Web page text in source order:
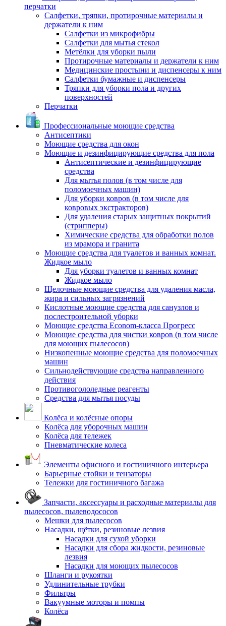
перчатки
Салфетки, тряпки, протирочные материалы и
держатели к ним
Салфетки из микрофибры
Салфетки для мытья стекол
Метёлки для уборки пыли
Протирочные материалы и держатели к ним
Медицинские простыни и диспенсеры к ним
Салфетки бумажные и диспенсеры
Тряпки для уборки пола и других
поверхностей
Перчатки
Профессиональные моющие средства
Антисептики
Моющие средства для окон
Моющие и дезинфицирующие средства для пола
Антисептические и дезинфицирующие
средства
Для мытья полов (в том числе для
поломоечных машин)
Для уборки ковров (в том числе для
ковровых экстракторов)
Для удаления старых защитных покрытий
(стрипперы)
Химические средства для обработки полов
из мрамора и гранита
Моющие средства для туалетов и ванных комнат.
Жидкое мыло
Для уборки туалетов и ванных комнат
Жидкое мыло
Щелочные моющие средства для удаления масла,
жира и сильных загрязнений
Кислотные моющие средства для санузлов и
послестроительной уборки
Моющие средства Econom-класса Прогресс
Моющие средства для чистки ковров (в том числе
для моющих пылесосов)
Низкопенные моющие средства для поломоечных
машин
Сильнодействующие средства направленного
действия
Противогололедные реагенты
Средства для мытья посуды
Колёса и колёсные опоры
Колёса для уборочных машин
Колёса для тележек
Пневматические колеса
Элементы офисного и гостиничного интерьера
Барьерные стойки и тензаторы
Тележки для гостиничного багажа
Запчасти, аксессуары и расходные материалы для
пылесосов, пылеводососов
Мешки для пылесосов
Насадки, щётки, резиновые лезвия
Насадки для сухой уборки
Насадки для сбора жидкости, резиновые
лезвия
Насадки для моющих пылесосов
Шланги и рукоятки
Удлинительные трубки
Фильтры
Вакуумные моторы и помпы
Колёса